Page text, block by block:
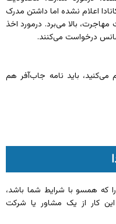
اعلام نشده اما داشتن مدرک
بالا می‌برد. درمورد اخذ
درخواست می‌کنند.
می‌کنید، باید نامه جاب‌آفر هم
که همسو با شرایط شما باشد،
این کار از یک مشاور یا شرکت